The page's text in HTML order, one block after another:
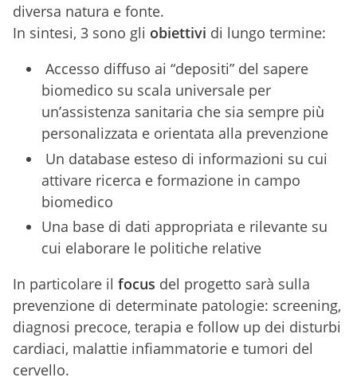
diversa natura e fonte.
In sintesi, 3 sono gli obiettivi di lungo termine:
Accesso diffuso ai “depositi” del sapere
biomedico su scala universale per
un’assistenza sanitaria che sia sempre più
personalizzata e orientata alla prevenzione
Un database esteso di informazioni su cui
attivare ricerca e formazione in campo
biomedico
Una base di dati appropriata e rilevante su
cui elaborare le politiche relative
In particolare il focus del progetto sarà sulla
prevenzione di determinate patologie: screening,
diagnosi precoce, terapia e follow up dei disturbi
cardiaci, malattie infiammatorie e tumori del
cervello.